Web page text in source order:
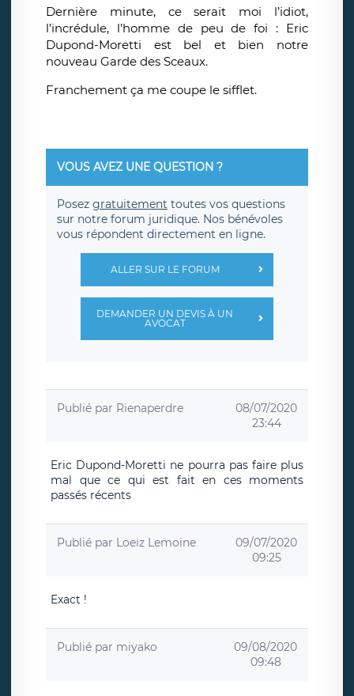
Dernière minute, ce serait moi l’idiot,
l’incrédule, l’homme de peu de foi : Eric
Dupond-Moretti est bel et bien notre
nouveau Garde des Sceaux.
Franchement ça me coupe le sifflet.
VOUS AVEZ UNE QUESTION ?
Posez gratuitement toutes vos questions
sur notre forum juridique. Nos bénévoles
vous répondent directement en ligne.
ALLER SUR LE FORUM
DEMANDER UN DEVIS À UN
AVOCAT
Publié par Rienaperdre
08/07/2020
23:44
Eric Dupond-Moretti ne pourra pas faire plus
mal que ce qui est fait en ces moments
passés récents
Publié par Loeiz Lemoine
09/07/2020
09:25
Exact !
Publié par miyako
09/08/2020
09:48